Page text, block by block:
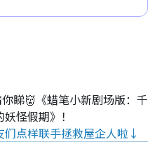
睇👹《蜡笔小新剧场版：千
怪假期》！
点样联手拯救屋企人啦↓